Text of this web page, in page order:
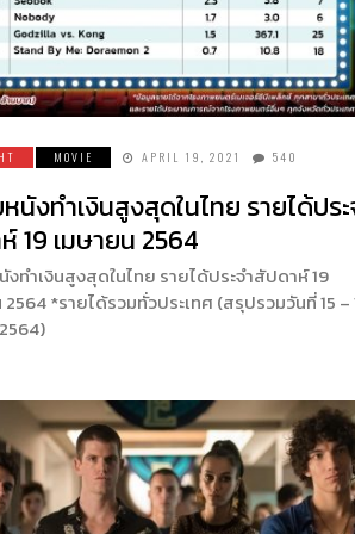
MOVIE APRIL 19, 2021 540
นังทำเงินสูงสุดในไทย รายได้ปร
19 เมษายน 2564
ทำเงินสูงสุดในไทย รายได้ประจำสัปดาห์ 19
2564 *รายได้รวมทั่วประเทศ (สรุปรวมวันที่ 15 –